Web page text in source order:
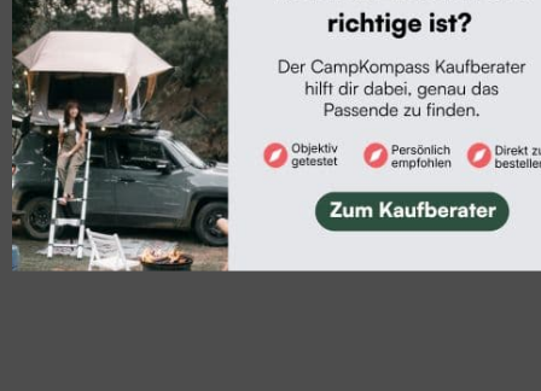
Teilnehmern ausgelost. Der Gewinner wird
schriftlich benachrichtigt (per E-Mail). Die
angegebenen Daten werden ausschließlich
zum Versand des Gewinns verwendet und nicht
an Dritte weitergegeben.